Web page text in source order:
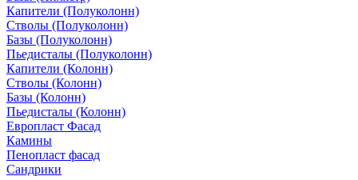
Капители (Полуколонн)
Стволы (Полуколонн)
Базы (Полуколонн)
Пьедисталы (Полуколонн)
Капители (Колонн)
Стволы (Колонн)
Базы (Колонн)
Пьедисталы (Колонн)
Европласт Фасад
Камины
Пенопласт фасад
Сандрики